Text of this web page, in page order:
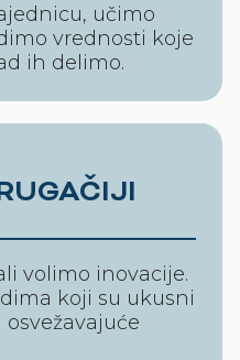
učimo
vrednosti koje
ih delimo.​
volimo inovacije.
koji su ukusni